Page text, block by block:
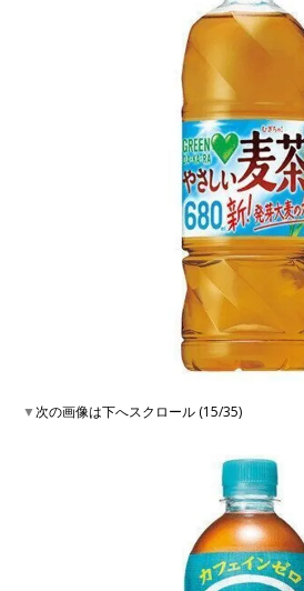
▼次の画像は下へスクロール (15/35)